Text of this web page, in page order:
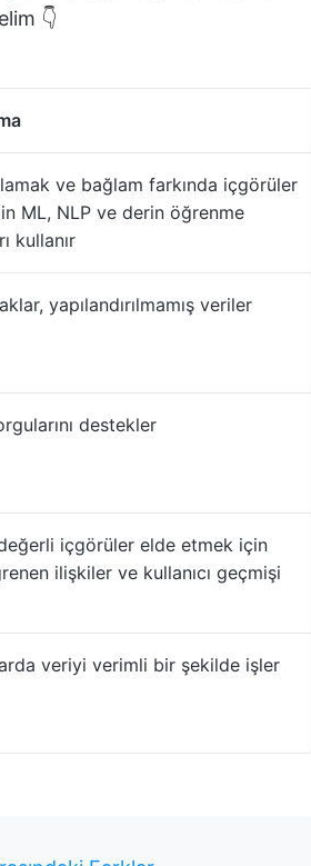
👇
ve bağlam farkında içgörüler
ML, NLP ve derin öğrenme
kullanır
yapılandırılmamış veriler
destekler
içgörüler elde etmek için
ilişkiler ve kullanıcı geçmişi
veriyi verimli bir şekilde işler